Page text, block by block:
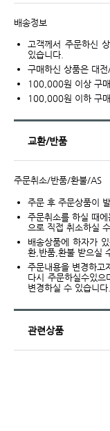
배송정보
고객께서 주문하신
있습니다.
구매하신 상품은 대
100,000원 이상 구
100,000원 이하 구
교환/반품
주문취소/반품/환불/AS
주문 후 주문상품이
주문취소를 하실 때
으로 직접 취소하실
배송상품에 하자가
환,반품,환불 받으실
주문내용을 변경하고
다시 주문하실수있
변경하실 수 있습니다.
관련상품